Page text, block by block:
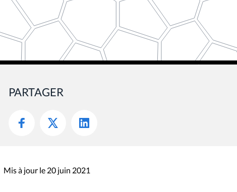
PARTAGER
Mis à jour le 20 juin 2021